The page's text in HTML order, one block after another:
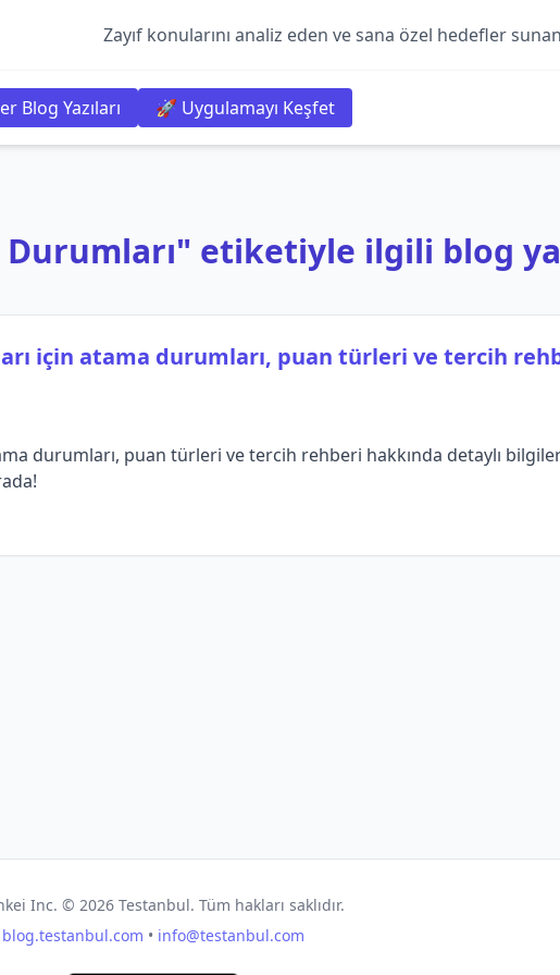
Zayıf konularını analiz eden ve sana özel hedefler
Blog Yazıları 🚀 Uygulamayı Keşfet
etiketiyle ilgili blog
için atama durumları, puan türleri ve tercih
durumları, puan türleri ve tercih rehberi hakkında detaylı
Inc. © 2026Testanbul. Tüm hakları saklıdır.
blog.testanbul.com • info@testanbul.com